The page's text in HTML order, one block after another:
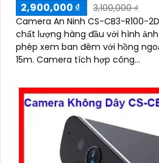
2,900,000 ₫
3,100,000 ₫
Camera An Ninh CS-CB3-R100-
chất lượng hàng đầu với hình ảnh
phép xem ban đêm với hồng
15m. Camera tích hợp công...